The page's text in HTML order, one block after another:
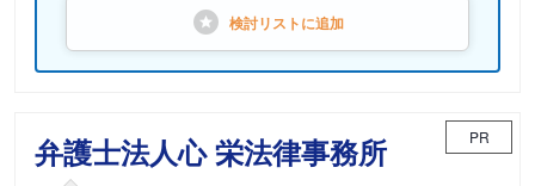
検討リストに追加
弁護士法人心 栄法律事務所 PR